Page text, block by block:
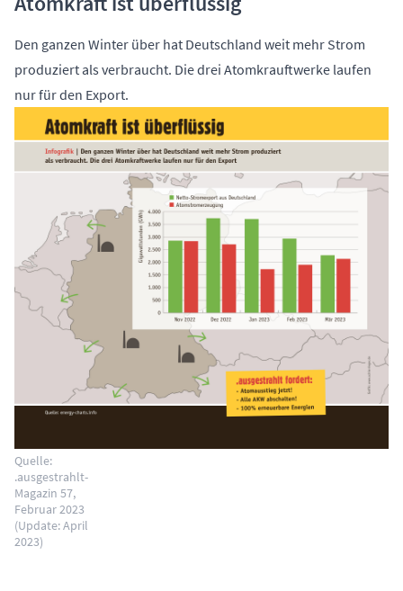
Den ganzen Winter über hat Deutschland weit mehr Strom
produziert als verbraucht. Die drei Atomkrauftwerke laufen
nur für den Export.
Quelle:
.ausgestrahlt-
Magazin 57,
Februar 2023
(Update: April
2023)